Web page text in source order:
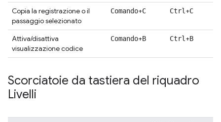
Copia la registrazione o il
passaggio selezionato
Comando+C Ctrl +C
Attiva/disattiva
visualizzazione codice
Comando+B Ctrl +B
Scorciatoie da tastiera del riquadro
Livelli